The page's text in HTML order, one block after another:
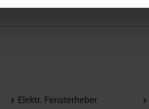
Elektr. Fensterheber